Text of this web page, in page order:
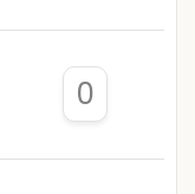
0